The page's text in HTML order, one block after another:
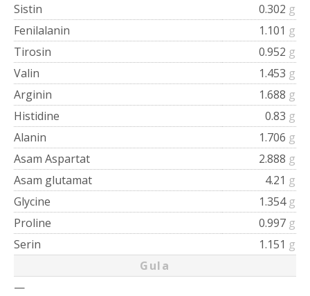
Sistin
0.302 g
Fenilalanin
1.101 g
Tirosin
0.952 g
Valin
1.453 g
Arginin
1.688 g
Histidine
0.83 g
Alanin
1.706 g
Asam Aspartat
2.888 g
Asam glutamat
4.21 g
Glycine
1.354 g
Proline
0.997 g
Serin
1.151 g
Gula
—